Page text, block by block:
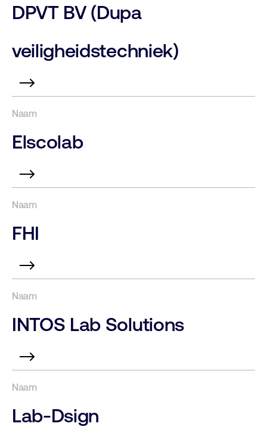
DPVT BV (Dupa
veiligheidstechniek)
Elscolab
FHI
INTOS Lab Solutions
Lab-Dsign